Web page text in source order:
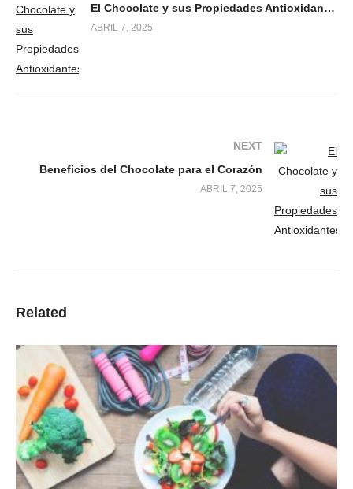
El Chocolate y sus Propiedades Antioxidantes
ABRIL 7, 2025
NEXT
Beneficios del Chocolate para el Corazón
ABRIL 7, 2025
Related